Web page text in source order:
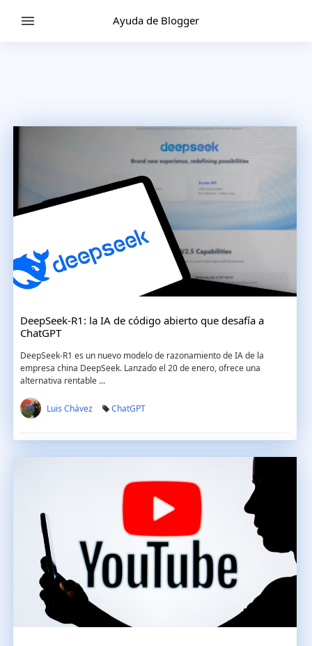
Ayuda de Blogger
DeepSeek-R1: la IA de código abierto que desafía a
ChatGPT
DeepSeek-R1 es un nuevo modelo de razonamiento de IA de la
empresa china DeepSeek. Lanzado el 20 de enero, ofrece una
alternativa rentable ...
Luis Chávez ChatGPT